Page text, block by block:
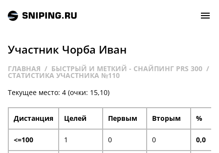
РЕЙТИНГ
ТИРЫ И СТРЕЛЬБИЩА
СТАТЬИ
Участник Чорба Иван
ГЛАВНАЯ БЫСТРЫЙ И МЕТКИЙ - СНАЙПИНГ PRS 300
СТАТИСТИКА УЧАСТНИКА №110
Текущее место: 4 (очки: 15,10)
Дистанция Целей Первым Вторым %
<=100 1 0 0 0,0